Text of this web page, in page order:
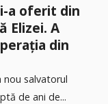
a oferit din
Elizei. A
din
nou salvatorul
de ani de...